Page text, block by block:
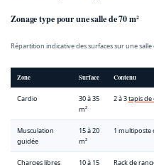
Zonage type pour une salle de 70 m²
Répartition indicative des surfaces sur une salle
Zone Surface Contenu
Cardio
30 à 35
m²
2 à 3tapis de
Musculation
guidée
15 à 20
m²
1 multiposte
Charges libres
10 à 15
Rack de